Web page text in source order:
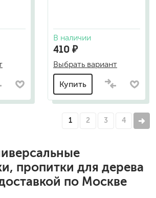
В наличии
410 ₽
Выбрать вариант
Купить
1 2 3 4
пропитки для дерева
по Москве